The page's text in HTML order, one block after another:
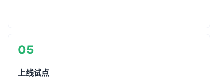
05
上线试点